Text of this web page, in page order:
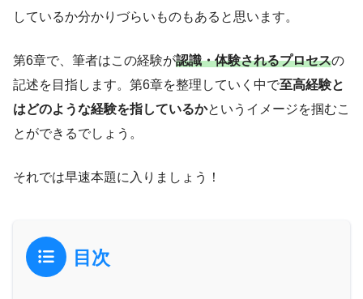
しているか分かりづらいものもあると思います。
第6章で、筆者はこの経験が認識・体験されるプロセスの
記述を目指します。第6章を整理していく中で至高経験と
はどのような経験を指しているかというイメージを掴むこ
とができるでしょう。
それでは早速本題に入りましょう！
目次